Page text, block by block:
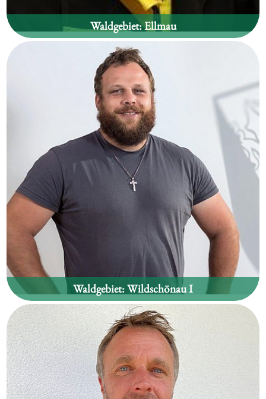
Georg Berger
Waldgebiet:Ellmau
Thomas Dummer
Waldgebiet:Wildschönau I